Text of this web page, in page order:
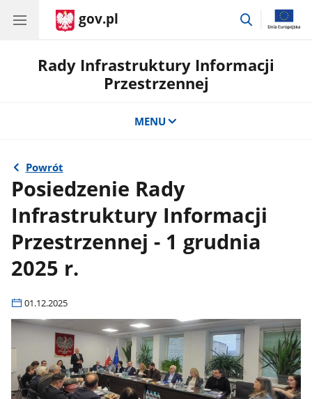
gov.pl
przejdź
Rady Infrastruktury Informacji
Przestrzennej
MENU
Powrót
Posiedzenie Rady
Infrastruktury Informacji
Przestrzennej - 1 grudnia
2025 r.
01.12.2025